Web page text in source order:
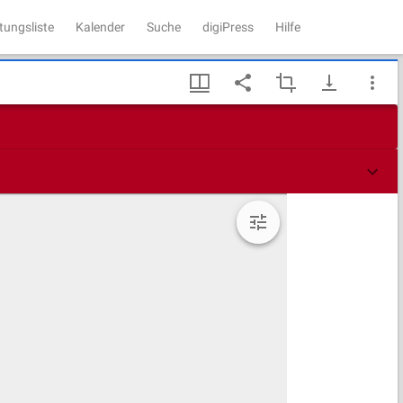
Kalender Suche digiPress Hilfe